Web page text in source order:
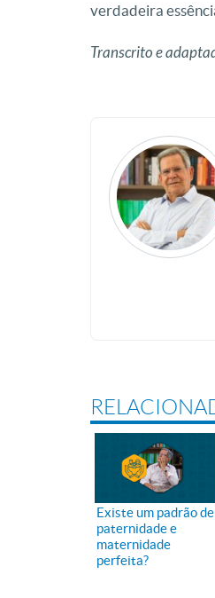
verdadeira
Transcrito e
Existe um padrão de
paternidade e
maternidade
perfeita?